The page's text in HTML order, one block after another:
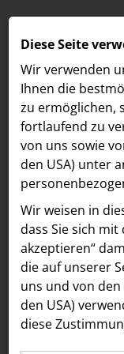
MELDUNGEN
LOEBELL NORDBERG
INNER
aehre
Astoria Artshow
B/S/H Hausgeräte
Meldungen / The
Text Bilder
09.03.2026
Mehr
Diese Seite
Wir verwenden
Ihnen die
zu ermöglichen,
fortlaufend zu
von uns sowie
den USA) unter
Wir weisen in
dass Sie sich mit
akzeptieren“
die auf unserer
uns und von
den USA)
diese